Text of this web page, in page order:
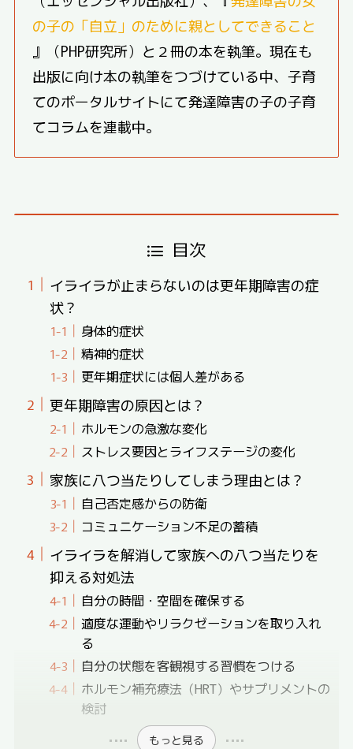
の子の「自立」のために親としてできること
』（PHP研究所）と２冊の本を執筆。現在も
出版に向け本の執筆をつづけている中、子育
てのポータルサイトにて発達障害の子の子育
てコラムを連載中。
目次
イライラが止まらないのは更年期障害の症
状？
身体的症状
精神的症状
更年期症状には個人差がある
更年期障害の原因とは？
ホルモンの急激な変化
ストレス要因とライフステージの変化
家族に八つ当たりしてしまう理由とは？
自己否定感からの防衛
コミュニケーション不足の蓄積
イライラを解消して家族への八つ当たりを
抑える対処法
自分の時間・空間を確保する
適度な運動やリラクゼーションを取り入れ
る
自分の状態を客観視する習慣をつける
ホルモン補充療法（HRT）やサプリメントの
検討
もっと見る